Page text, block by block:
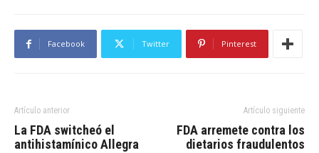
Facebook Twitter Pinterest
Artículo anterior
La FDA switcheó el
antihistamínico Allegra
Artículo siguiente
FDA arremete contra los
dietarios fraudulentos